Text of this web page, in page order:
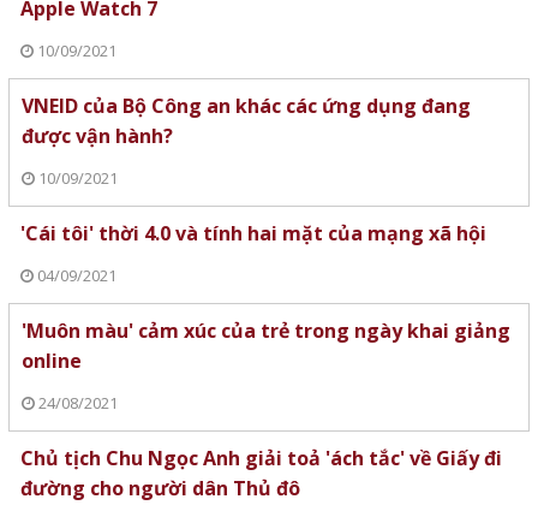
Apple Watch 7
10/09/2021
VNEID của Bộ Công an khác các ứng dụng đang
được vận hành?
10/09/2021
'Cái tôi' thời 4.0 và tính hai mặt của mạng xã hội
04/09/2021
'Muôn màu' cảm xúc của trẻ trong ngày khai giảng
online
24/08/2021
Chủ tịch Chu Ngọc Anh giải toả 'ách tắc' về Giấy đi
đường cho người dân Thủ đô